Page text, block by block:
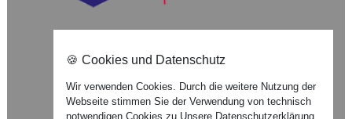
Impressum
🍪 Cookies und Datenschutz
Wir verwenden Cookies. Durch die weitere Nutzung der
Webseite stimmen Sie der Verwendung von technisch
notwendigen Cookies zu. Unsere Datenschutzerklärung